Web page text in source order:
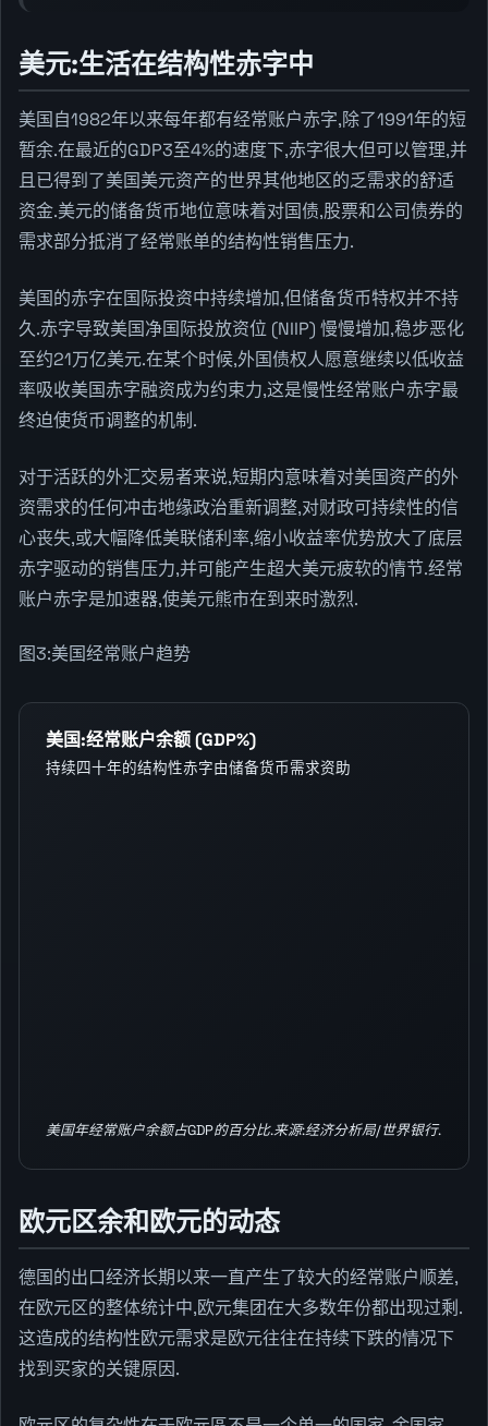
美元:生活在结构性赤字中
美国自1982年以来每年都有经常账户赤字,除了1991年的短
暂余.在最近的GDP3至4%的速度下,赤字很大但可以管理,并
且已得到了美国美元资产的世界其他地区的乏需求的舒适
资金.美元的储备货币地位意味着对国债,股票和公司债券的
需求部分抵消了经常账单的结构性销售压力.
美国的赤字在国际投资中持续增加,但储备货币特权并不持
久.赤字导致美国净国际投放资位 (NIIP) 慢慢增加,稳步恶化
至约21万亿美元.在某个时候,外国债权人愿意继续以低收益
率吸收美国赤字融资成为约束力,这是慢性经常账户赤字最
终迫使货币调整的机制.
对于活跃的外汇交易者来说,短期内意味着对美国资产的外
资需求的任何冲击地缘政治重新调整,对财政可持续性的信
心丧失,或大幅降低美联储利率,缩小收益率优势放大了底层
赤字驱动的销售压力,并可能产生超大美元疲软的情节.经常
账户赤字是加速器,使美元熊市在到来时激烈.
图3:美国经常账户趋势
美国:经常账户余额 (GDP%)
持续四十年的结构性赤字由储备货币需求资助
美国年经常账户余额占GDP的百分比.来源:经济分析局/世界银行.
欧元区余和欧元的动态
德国的出口经济长期以来一直产生了较大的经常账户顺差,
在欧元区的整体统计中,欧元集团在大多数年份都出现过剩.
这造成的结构性欧元需求是欧元往往在持续下跌的情况下
找到买家的关键原因.